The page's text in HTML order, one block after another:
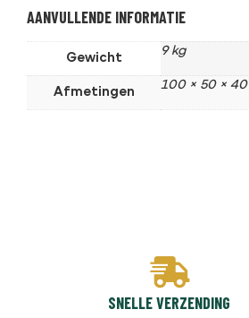
AANVULLENDE INFORMATIE
Gewicht
9 kg
Afmetingen
100 × 50 ×
SNELLE VERZENDING